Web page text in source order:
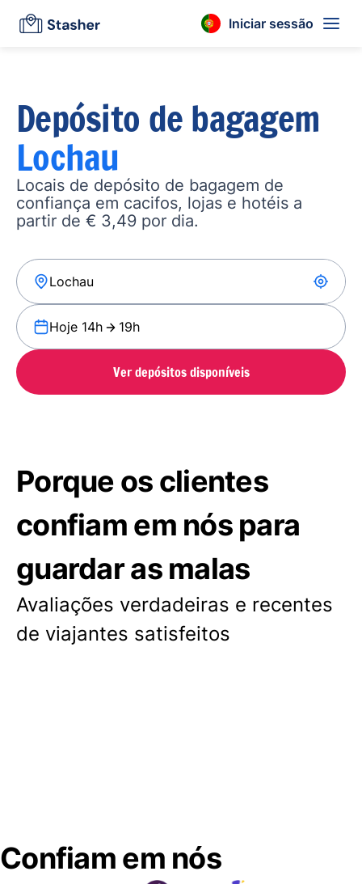
Iniciar sessão
Depósito de bagagem
Lochau
Locais de depósito de bagagem de
confiança em cacifos, lojas e hotéis a
partir de € 3,49 por dia.
Hoje 14h 19h
Ver depósitos disponíveis
Porque os clientes
confiam em nós para
guardar as malas
Avaliações verdadeiras e recentes
de viajantes satisfeitos
Confiam em nós